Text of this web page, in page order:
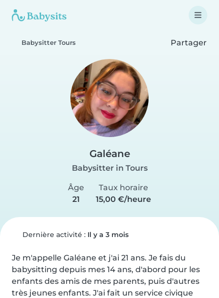
Babysitter Tours Partager
Galéane
Babysitter in Tours
Âge
21
Taux horaire
15,00 €/heure
Dernière activité : Il y a 3 mois
Je m'appelle Galéane et j'ai 21 ans. Je fais du
babysitting depuis mes 14 ans, d'abord pour les
enfants des amis de mes parents, puis d'autres
très jeunes enfants. J'ai fait un service civique